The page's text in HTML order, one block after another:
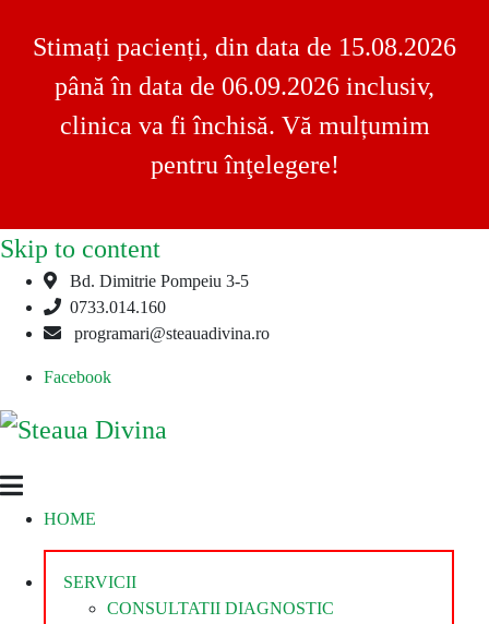
Stimați pacienți, din data de 15.08.2026
până în data de 06.09.2026 inclusiv,
clinica va fi închisă. Vă mulțumim
pentru înţelegere!
Skip to content
Bd. Dimitrie Pompeiu 3-5
0733.014.160
programari@steauadivina.ro
Facebook
Steaua
Divina
Clinica
SteauaHOME
SERVICII
CONSULTATII DIAGNOSTIC